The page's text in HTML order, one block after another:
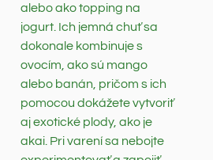
alebo ako topping na
jogurt. Ich jemná chuť sa
dokonale kombinuje s
ovocím, ako sú mango
alebo banán, pričom s ich
pomocou dokážete vytvoriť
aj exotické plody, ako je
akai. Pri varení sa nebojte